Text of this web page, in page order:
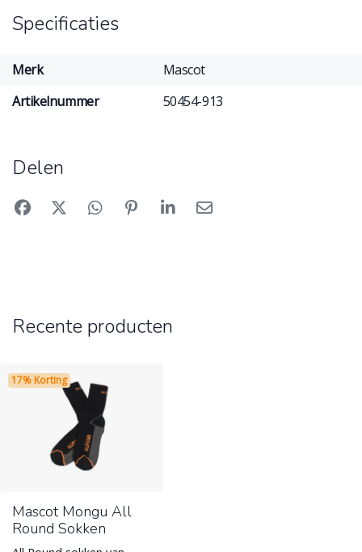
Specificaties
Merk
Mascot
Artikelnummer
50454-913
Delen
Recente producten
17% Korting
Mascot Mongu All
Round Sokken